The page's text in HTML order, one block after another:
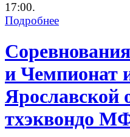
17:00.
Подробнее
и Чемпионат
Ярославской
тхэквондо